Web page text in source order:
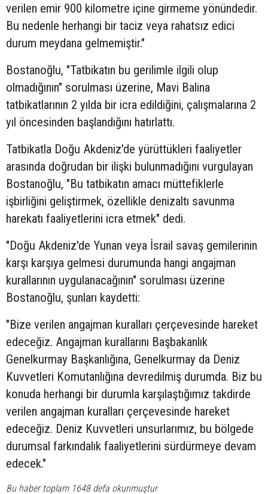
verilen emir 900 kilometre içine girmeme yönündedir.
Bu nedenle herhangi bir taciz veya rahatsız edici
durum meydana gelmemiştir."
Bostanoğlu, "Tatbikatın bu gerilimle ilgili olup
olmadığının" sorulması üzerine, Mavi Balina
tatbikatlarının 2 yılda bir icra edildiğini, çalışmalarına 2
yıl öncesinden başlandığını hatırlattı.
Tatbikatla Doğu Akdeniz'de yürüttükleri faaliyetler
arasında doğrudan bir ilişki bulunmadığını vurgulayan
Bostanoğlu, "Bu tatbikatın amacı müttefiklerle
işbirliğini geliştirmek, özellikle denizaltı savunma
harekatı faaliyetlerini icra etmek" dedi.
"Doğu Akdeniz'de Yunan veya İsrail savaş gemilerinin
karşı karşıya gelmesi durumunda hangi angajman
kurallarının uygulanacağının" sorulması üzerine
Bostanoğlu, şunları kaydetti:
"Bize verilen angajman kuralları çerçevesinde hareket
edeceğiz. Angajman kurallarını Başbakanlık
Genelkurmay Başkanlığına, Genelkurmay da Deniz
Kuvvetleri Komutanlığına devredilmiş durumda. Biz bu
konuda herhangi bir durumla karşılaştığımız takdirde
verilen angajman kuralları çerçevesinde hareket
edeceğiz. Deniz Kuvvetleri unsurlarımız, bu bölgede
durumsal farkındalık faaliyetlerini sürdürmeye devam
edecek."
Bu haber toplam 1648 defa okunmuştur